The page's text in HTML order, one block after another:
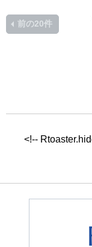
前の20件